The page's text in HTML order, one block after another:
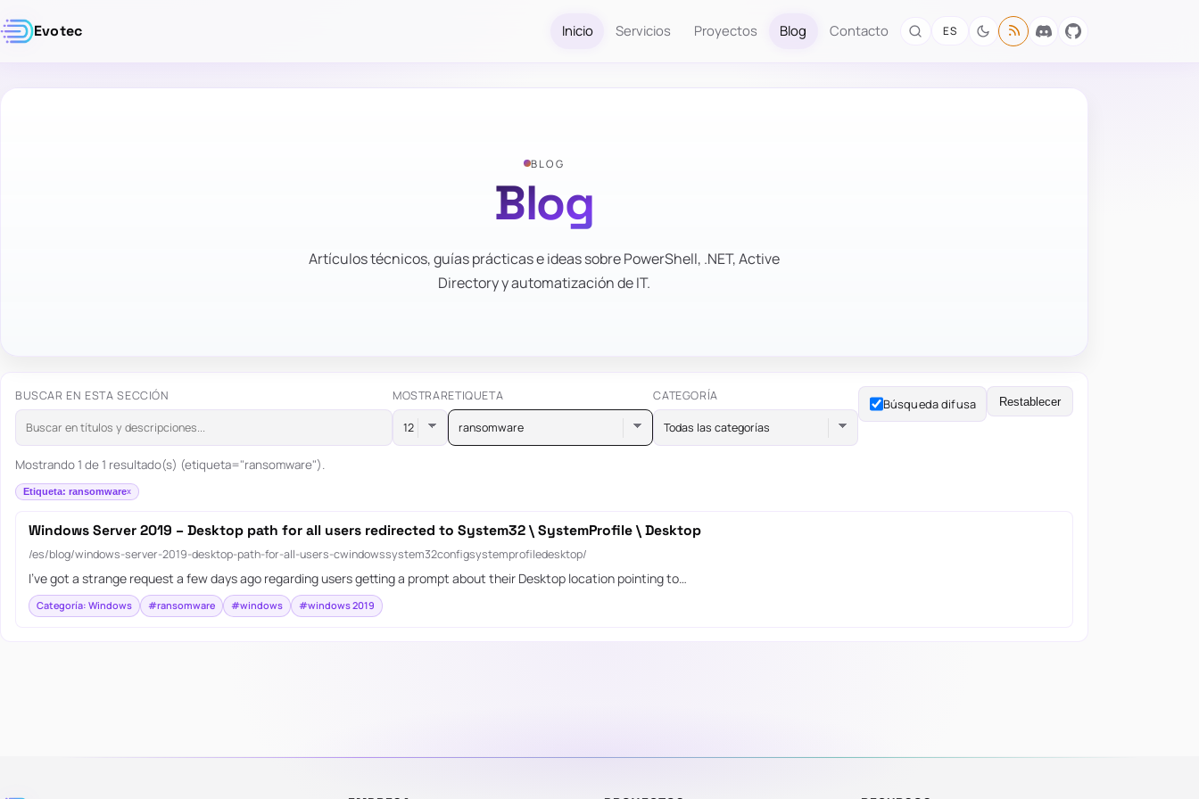
Evotec Inicio Servicios Proyectos Blog Contacto ES
BLOG
Blog
Artículos técnicos, guías prácticas e ideas sobre PowerShell, .NET, Active
Directory y automatización de IT.
BUSCAR EN ESTA SECCIÓN MOSTRARETIQUETA
ransomware
CATEGORÍA
Todas las categorías
Búsqueda difusa Restablecer
Mostrando 1 de 1 resultado(s) (etiqueta="ransomware").
Etiqueta: ransomware
Windows Server 2019 – Desktop path for all users redirected to System32 \ SystemProfile \ Desktop
/es/blog/windows-server-2019-desktop-path-for-all-users-cwindowssystem32configsystemprofiledesktop/
I’ve got a strange request a few days ago regarding users getting a prompt about their Desktop location pointing to…
Categoría: Windows #ransomware #windows #windows 2019